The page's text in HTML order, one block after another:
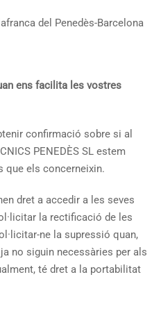
del Penedès-Barcelona
ens facilita les vostres
confirmació sobre si al
PENEDÈS SL estem
que els concerneixin.
dret a accedir a les seves
la rectificació de les
ne la supressió quan,
no siguin necessàries per als
té dret a la portabilitat